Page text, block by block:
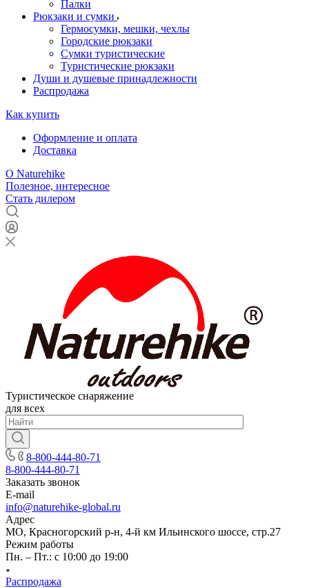
Палки
Рюкзаки и сумки
Гермосумки, мешки, чехлы
Городские рюкзаки
Сумки туристические
Туристические рюкзаки
Души и душевые принадлежности
Распродажа
Как купить
Оформление и оплата
Доставка
О Naturehike
Полезное, интересное
Стать дилером
Туристическое снаряжение
для всех
8-800-444-80-71
8-800-444-80-71
Заказать звонок
E-mail
info@naturehike-global.ru
Адрес
МО, Красногорский р-н, 4-й км Ильинского шоссе, стр.27
Режим работы
Пн. – Пт.: с 10:00 до 19:00
Распродажа